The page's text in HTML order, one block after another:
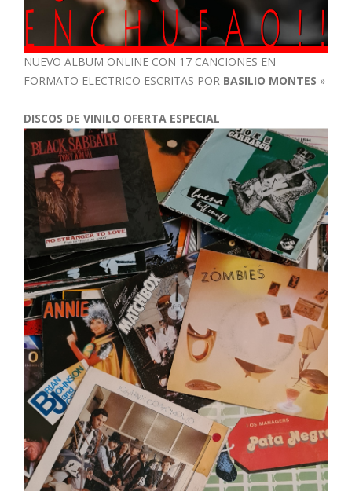
NUEVO ALBUM ONLINE CON 17 CANCIONES EN
FORMATO ELECTRICO ESCRITAS POR BASILIO MONTES »
DISCOS DE VINILO OFERTA ESPECIAL